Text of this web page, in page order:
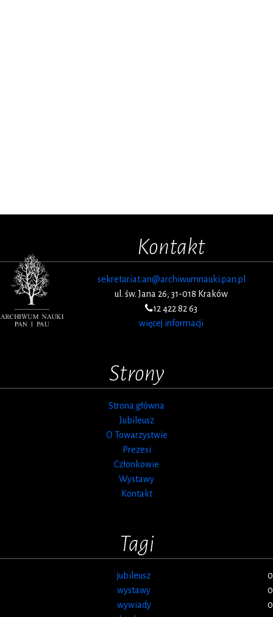
Kontakt
sekretariat.an@archiwumnauki.pan.pl
ul. św. Jana 26, 31-018 Kraków
12 422 82 63
więcej informacji
Strony
Strona główna
Jubileusz
O Towarzystwie
Prezesi
Członkowie
Wystawy
Kontakt
Tagi
jubileusz
0
wystawy
0
wywiady
0